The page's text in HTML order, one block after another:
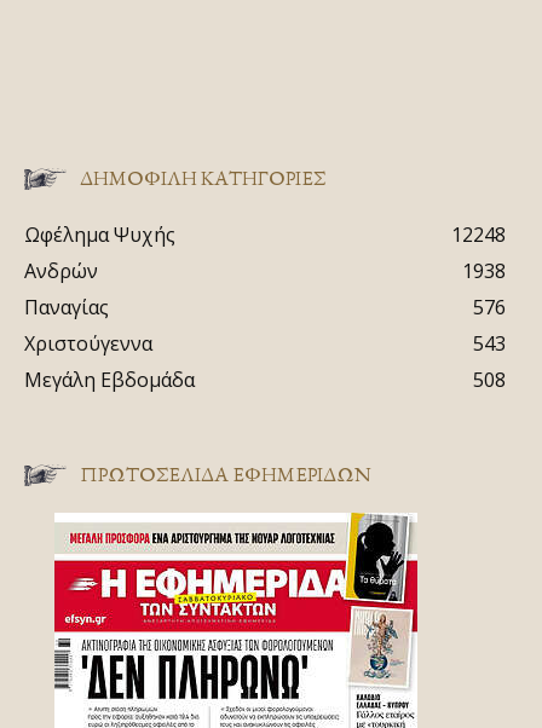
ΔΗΜΟΦΙΛΗ ΚΑΤΗΓΟΡΙΕΣ
Ωφέλημα Ψυχής
12248
Ανδρών
1938
Παναγίας
576
Χριστούγεννα
543
Μεγάλη Εβδομάδα
508
ΠΡΩΤΟΣΈΛΙΔΑ ΕΦΗΜΕΡΊΔΩΝ